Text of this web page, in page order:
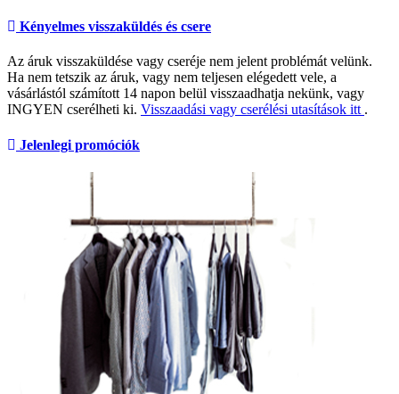
Kényelmes visszaküldés és csere
Az áruk visszaküldése vagy cseréje nem jelent problémát velünk.
Ha nem tetszik az áruk, vagy nem teljesen elégedett vele, a
vásárlástól számított 14 napon belül visszaadhatja nekünk, vagy
INGYEN cserélheti ki. Visszaadási vagy cserélési utasítások itt .
Jelenlegi promóciók